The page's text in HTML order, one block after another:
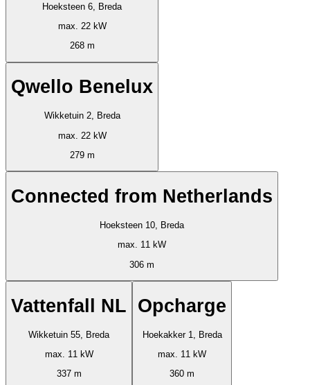
Hoeksteen 6, Breda
max. 22 kW
268 m
Qwello Benelux
Wikketuin 2, Breda
max. 22 kW
279 m
Connected from Netherlands
Hoeksteen 10, Breda
max. 11 kW
306 m
Vattenfall NL
Wikketuin 55, Breda
max. 11 kW
337 m
Opcharge
Hoekakker 1, Breda
max. 11 kW
360 m